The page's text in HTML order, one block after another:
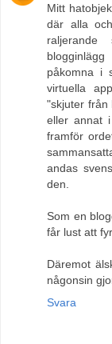
Mitt
där alla
raljerande
påkomna i
virtuella
"skjuter från
eller annat
framför
andas
den.
Som en
får lust att
Däremot
någonsin
Svara